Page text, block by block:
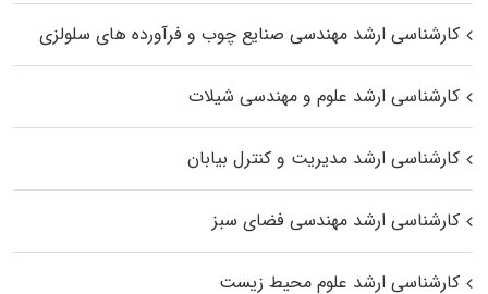
کارشناسی ارشد مهندسی صنایع چوب و فرآورده‌ های سلولزی
کارشناسی ارشد علوم و مهندسی شیلات
کارشناسی ارشد مدیریت و کنترل بیابان
کارشناسی ارشد مهندسی فضای سبز
کارشناسی ارشد علوم محیط‌ زیست